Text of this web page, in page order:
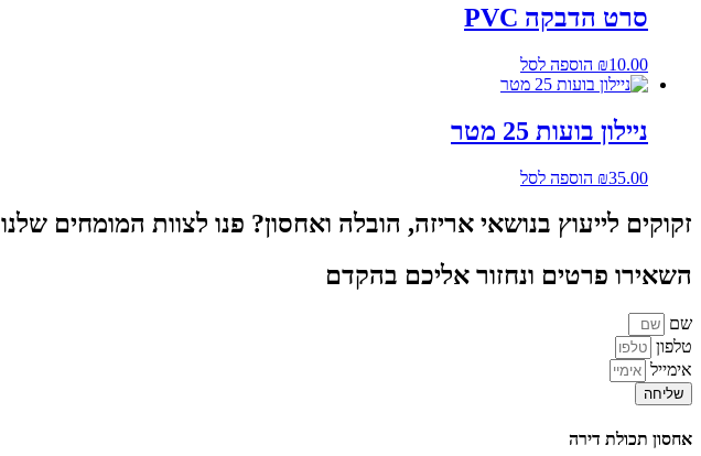
סרט הדבקה PVC
₪10.00 הוספה לסל
ניילון בועות 25 מטר
₪35.00 הוספה לסל
זקוקים לייעוץ בנושאי אריזה, הובלה ואחסון? פנו לצוות המומחים שלנו
השאירו פרטים ונחזור אליכם בהקדם
שם
טלפון
אימייל
שליחה
אחסון תכולת דירה